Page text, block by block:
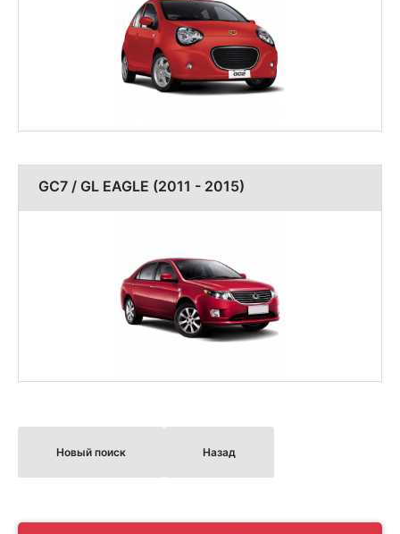
GC7 / GL EAGLE (2011 - 2015)
Новый поиск Назад